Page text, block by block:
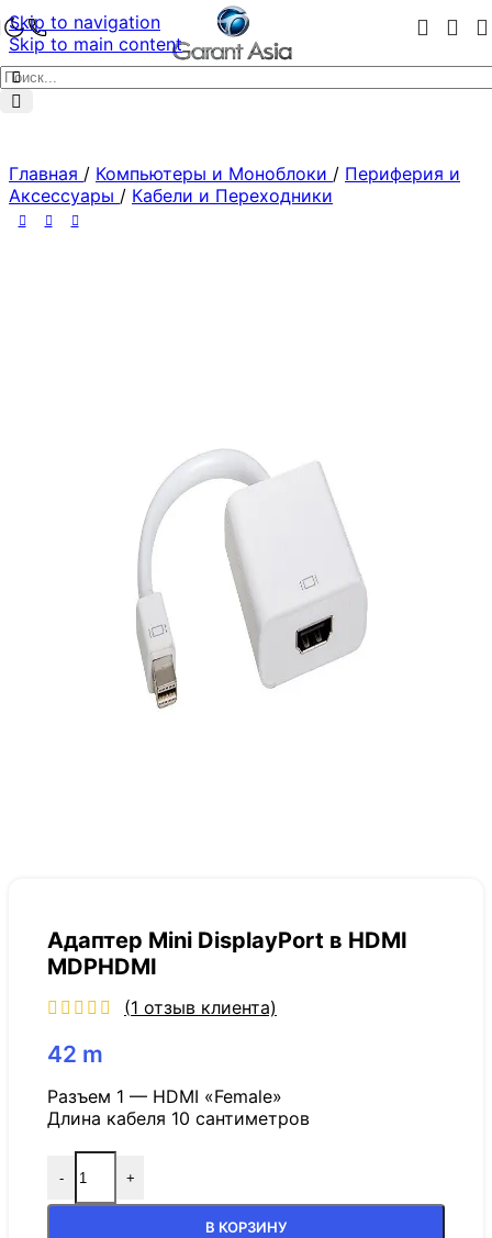
Skip to navigation
Skip to main content
Главная / Компьютеры и Моноблоки / Периферия и
Аксессуары / Кабели и Переходники
Адаптер Mini DisplayPort в HDMI
MDPHDMI
(1 отзыв клиента)
42 m
Разъем 1 — HDMI «Female»
Длина кабеля 10 сантиметров
- +
В КОРЗИНУ